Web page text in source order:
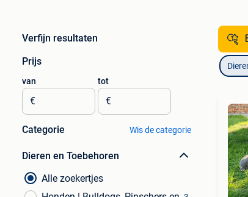
Verfijn resultaten
Prijs
van
€
tot
€
Categorie Wis de categorie
Dieren en Toebehoren
Alle zoekertjes